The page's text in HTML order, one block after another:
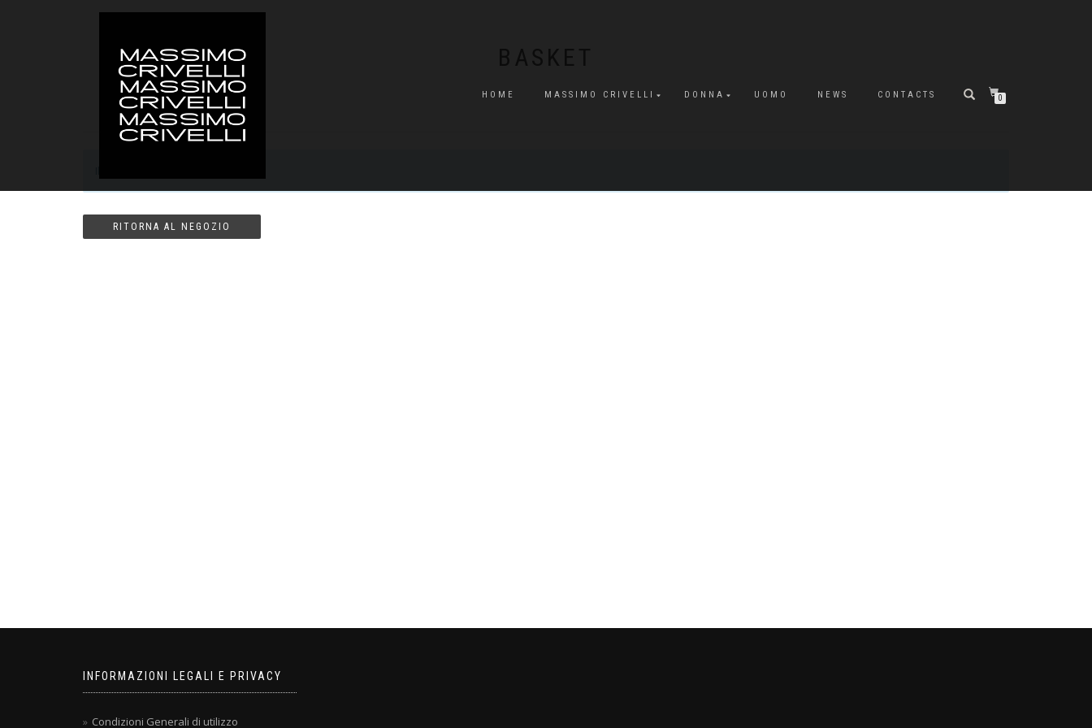
HOME MASSIMO CRIVELLI DONNA UOMO NEWS CONTACTS 0
RITORNA AL NEGOZIO
INFORMAZIONI LEGALI E PRIVACY
Condizioni Generali di utilizzo